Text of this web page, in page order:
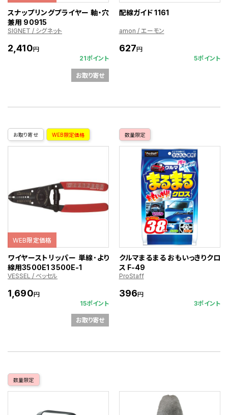
スナップリングプライヤー 軸・穴
兼用 90915
SIGNET / シグネット
2,410円
21ポイント
お取り寄せ
配線ガイド 1161
amon / エーモン
627円
5ポイント
お取り寄せ WEB限定価格
WEB限定価格
ワイヤーストリッパー 単線･より
線用3500E1 3500E-1
VESSEL / ベッセル
1,690円
15ポイント
お取り寄せ
数量限定
クルマまるまる おもいっきりクロ
ス F-49
ProStaff
396円
3ポイント
数量限定